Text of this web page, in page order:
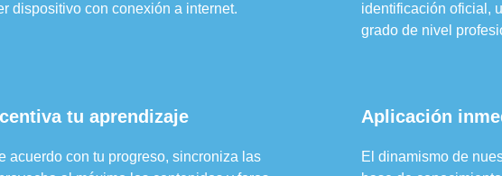
dispositivo con conexión a internet.
identificación oficial,
grado de nivel
tu aprendizaje
acuerdo con tu progreso, sincroniza las
Aplicación
El dinamismo de